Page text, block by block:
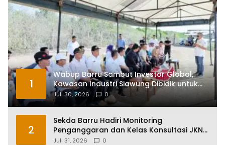
1
Wabup Barru Sambut Investor Global,
Kawasan Industri Siawung Dibidik untuk
Hilirisasi Bawang Putih
Juli 30, 2026 0
2
Sekda Barru Hadiri Monitoring
Penganggaran dan Kelas Konsultasi JKN
2026 Bersama BPJS Kesehatan di
Juli 31, 2026 0